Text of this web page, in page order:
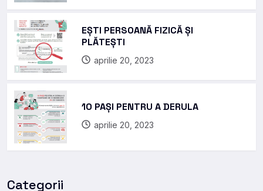
EȘTI PERSOANĂ FIZICĂ ȘI
PLĂTEȘTI
aprilie 20, 2023
10 PAȘI PENTRU A DERULA
aprilie 20, 2023
Categorii